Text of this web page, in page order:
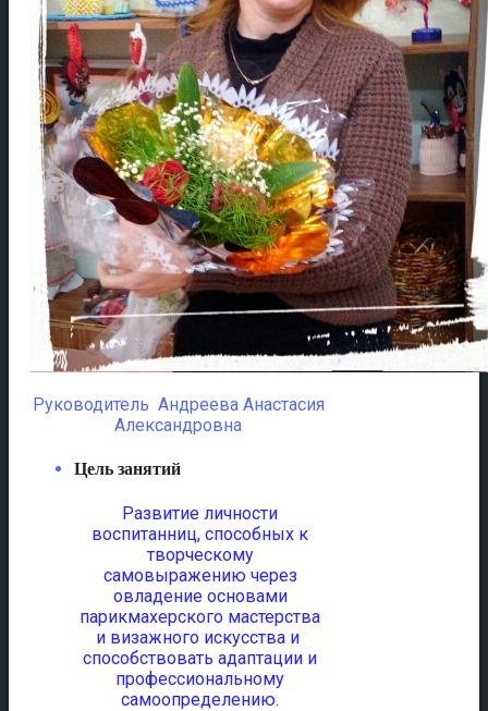
Руководитель Андреева Анастасия
Александровна
Цель занятий
Развитие личности
воспитанниц, способных к
творческому
самовыражению через
овладение основами
парикмахерского мастерства
и визажного искусства и
способствовать адаптации и
профессиональному
самоопределению.